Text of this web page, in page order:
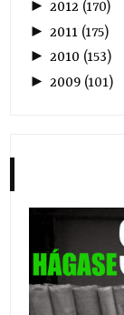
►2012 (170)
► 2011 (175)
►2010 (153)
► 2009 (101)